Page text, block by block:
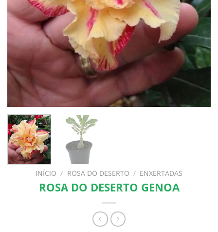
INÍCIO / ROSA DO DESERTO / ENXERTADAS
ROSA DO DESERTO GENOA